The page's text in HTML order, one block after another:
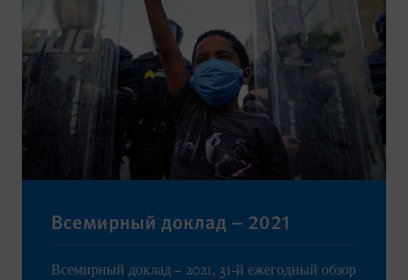
Всемирный доклад – 2021
Всемирный доклад – 2021, 31-й ежегодный обзор